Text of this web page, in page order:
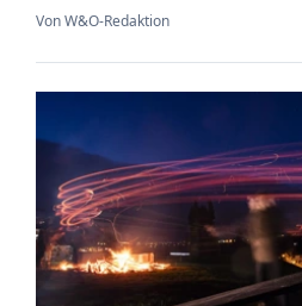
Von W&O-Redaktion